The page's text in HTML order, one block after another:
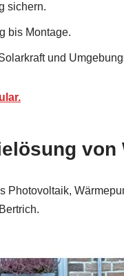
sichern.
bis Montage.
und
Photovoltaik,